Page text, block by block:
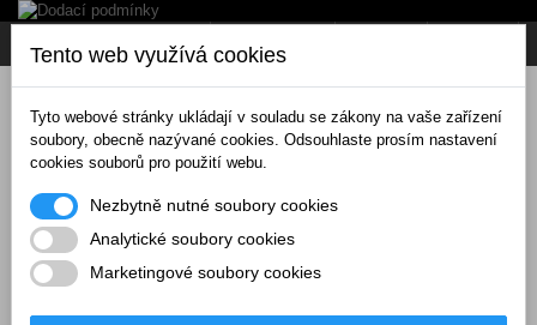
Tento web využívá cookies
Tyto webové stránky ukládají v souladu se zákony na vaše zařízení
soubory, obecně nazývané cookies. Odsouhlaste prosím nastavení
cookies souborů pro použití webu.
Nezbytně nutné soubory cookies
Analytické soubory cookies
Marketingové soubory cookies